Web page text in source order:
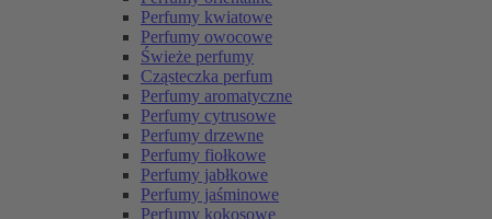
Perfumy kwiatowe
Perfumy owocowe
Świeże perfumy
Cząsteczka perfum
Perfumy aromatyczne
Perfumy cytrusowe
Perfumy drzewne
Perfumy fiołkowe
Perfumy jabłkowe
Perfumy jaśminowe
Perfumy kokosowe